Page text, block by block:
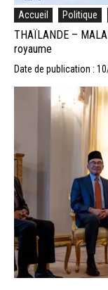
Accueil Politique
THAÏLANDE –
royaume
Date de publication :